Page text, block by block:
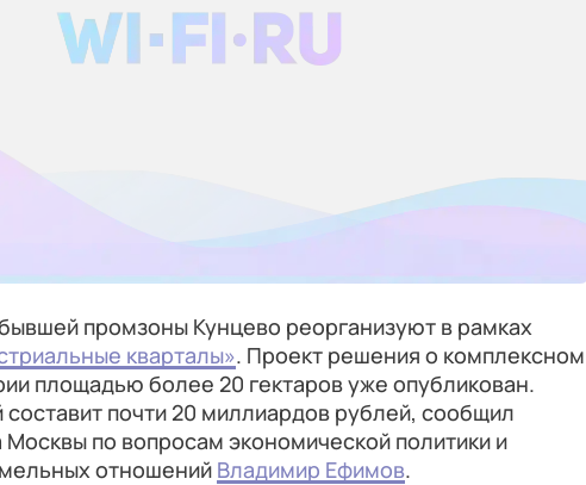
промзоны Кунцево реорганизуют в рамках
кварталы». Проект решения о комплексном
площадью более 20 гектаров уже опубликован.
почти 20 миллиардов рублей, сообщил
по вопросам экономической политики и
отношений Владимир Ефимов.